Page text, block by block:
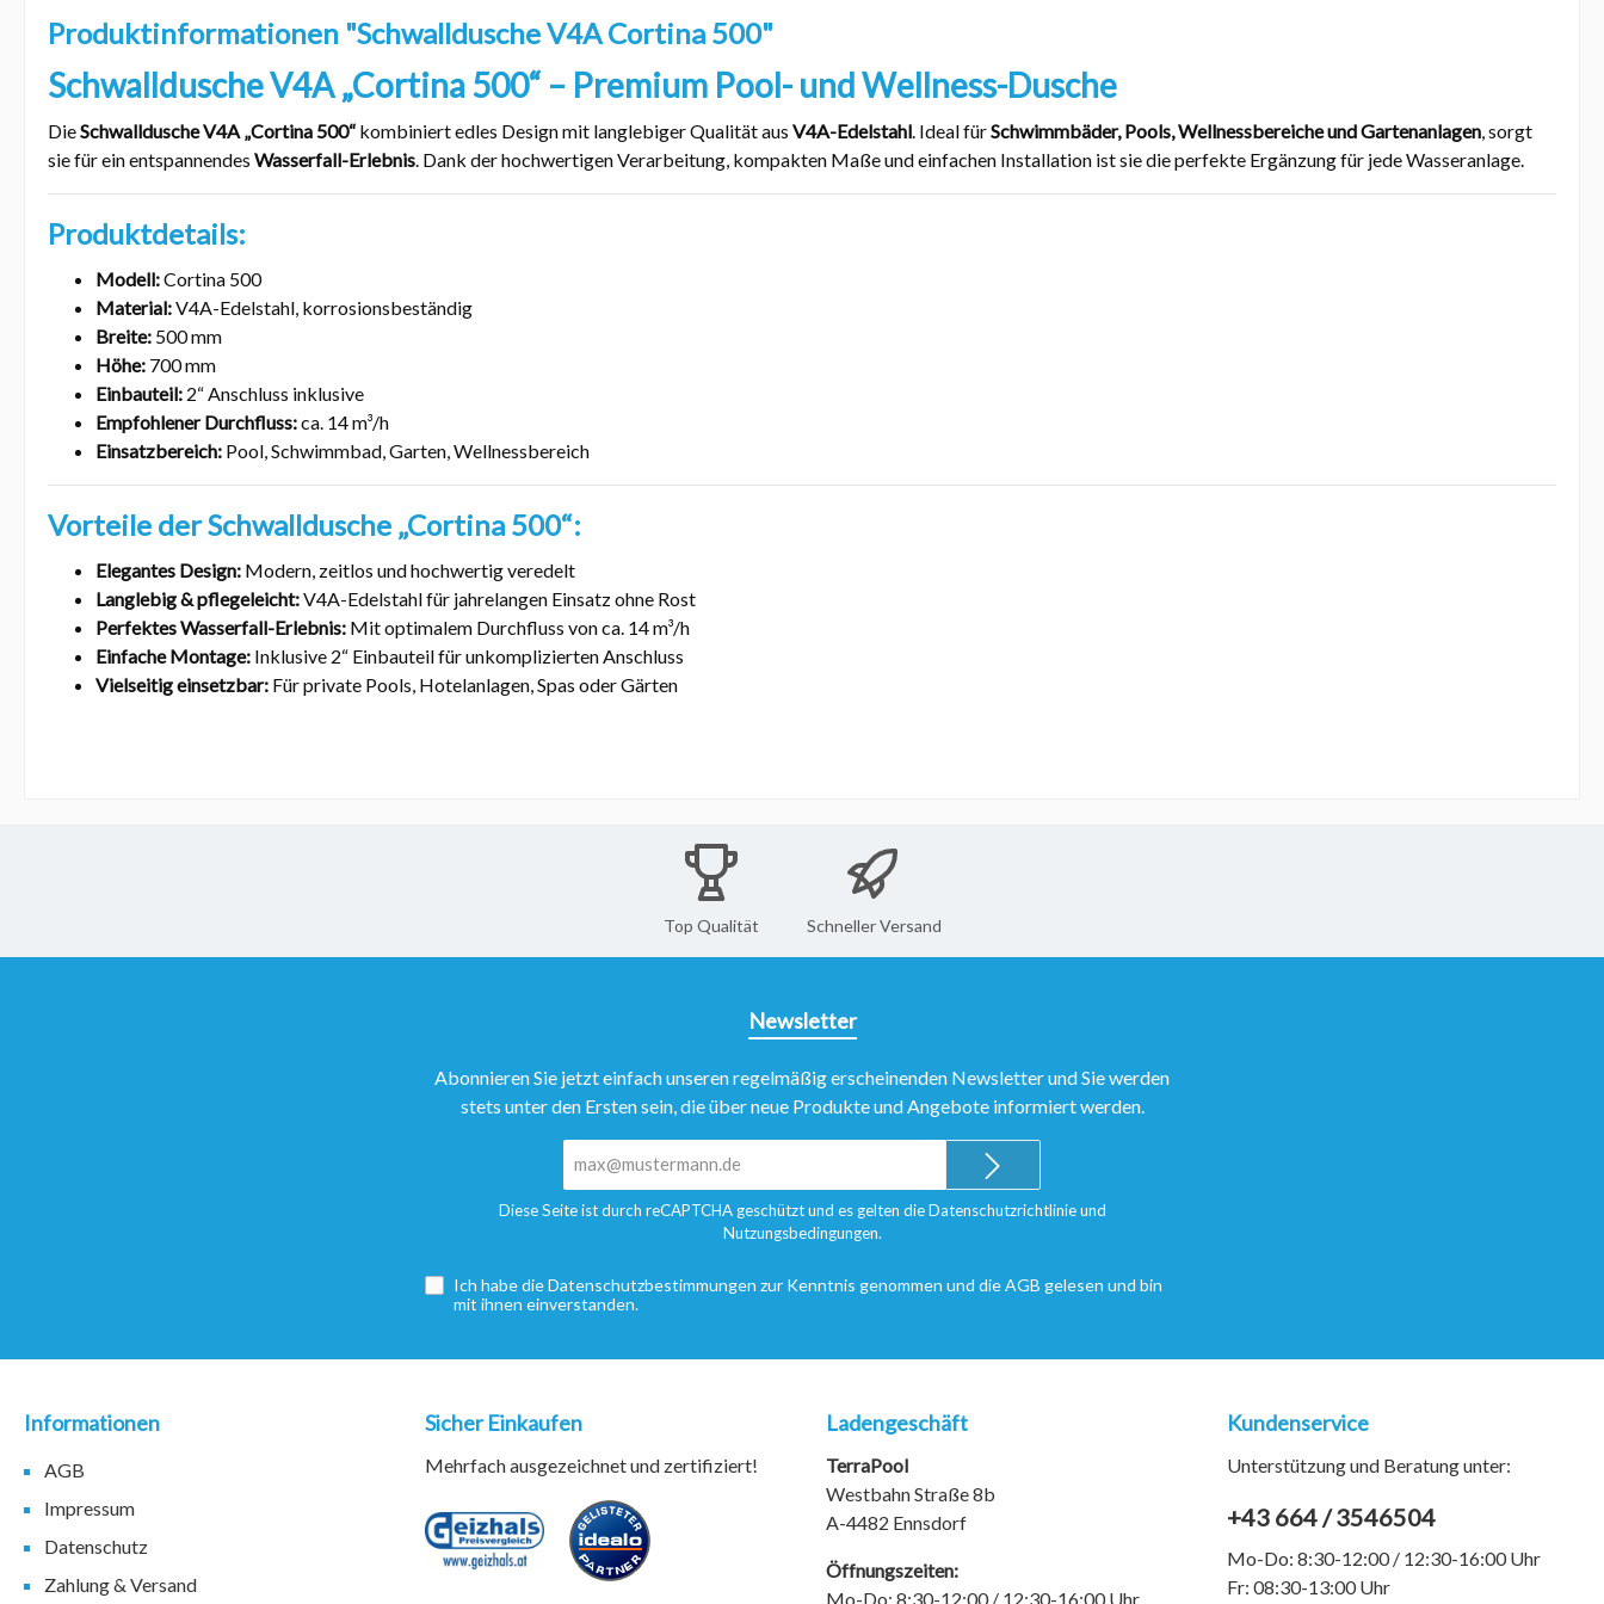
Produktinformationen "Schwalldusche V4A Cortina 500"
Schwalldusche V4A „Cortina 500“ – Premium Pool- und Wellness-Dusche
DieSchwalldusche V4A „Cortina 500“ kombiniert edles Design mit langlebiger Qualität aus V4A-Edelstahl. Ideal fürSchwimmbäder, Pools, Wellnessbereiche und Gartenanlagen, sorgt
sie für ein entspannendes Wasserfall-Erlebnis. Dank der hochwertigen Verarbeitung, kompakten Maße und einfachen Installation ist sie die perfekte Ergänzung für jede Wasseranlage.
Produktdetails:
Modell:Cortina 500
Material:V4A-Edelstahl, korrosionsbeständig
Breite: 500 mm
Höhe: 700 mm
Einbauteil: 2“ Anschluss inklusive
Empfohlener Durchfluss:ca. 14 m³/h
Einsatzbereich: Pool, Schwimmbad, Garten, Wellnessbereich
Vorteile der Schwalldusche „Cortina 500“:
Elegantes Design: Modern, zeitlos und hochwertig veredelt
Langlebig & pflegeleicht:V4A-Edelstahl für jahrelangen Einsatz ohne Rost
Perfektes Wasserfall-Erlebnis: Mit optimalem Durchfluss von ca. 14 m³/h
Einfache Montage: Inklusive 2“ Einbauteil für unkomplizierten Anschluss
Vielseitig einsetzbar: Für private Pools, Hotelanlagen, Spas oder Gärten
Top Qualität Schneller Versand
Newsletter
Abonnieren Sie jetzt einfach unseren regelmäßig erscheinenden Newsletter und Sie werden
stets unter den Ersten sein, die über neue Produkte und Angebote informiert werden.
Adresse*
Diese Seite ist durch reCAPTCHA geschützt und es gelten dieDatenschutzrichtlinieund
Nutzungsbedingungen.
Ich habe dieDatenschutzbestimmungen zur Kenntnis genommen und dieAGB gelesen und bin
mit ihnen einverstanden.
Kundenservice
Unterstützung und Beratung unter:
+43 664 / 3546504
Mo-Do: 8:30-12:00 / 12:30-16:00 Uhr
Fr: 08:30-13:00 Uhr
Informationen
AGB
Impressum
Datenschutz
Zahlung & Versand
Sicher Einkaufen
Mehrfach ausgezeichnet und zertifiziert!
Ladengeschäft
TerraPool
Westbahn Straße 8b
A-4482 Ennsdorf
Öffnungszeiten:
Mo-Do: 8:30-12:00 / 12:30-16:00 Uhr